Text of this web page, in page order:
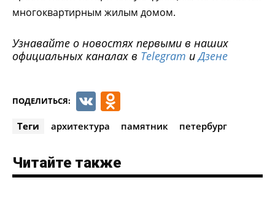
многоквартирным жилым домом.
Узнавайте о новостях первыми в наших
официальных каналах в Telegram иДзене
ПОДЕЛИТЬСЯ: VK
Теги архитектура памятник петербург
Читайте также